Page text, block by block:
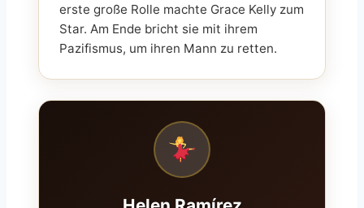
erste große Rolle machte Grace Kelly zum
Star. Am Ende bricht sie mit ihrem
Pazifismus, um ihren Mann zu retten.